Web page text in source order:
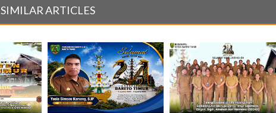
SIMILAR ARTICLES